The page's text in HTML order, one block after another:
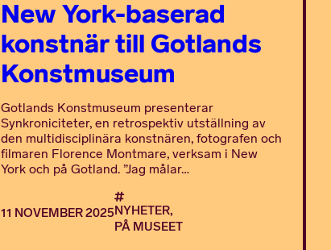
New York-baserad
konstnär till Gotlands
Konstmuseum
Gotlands Konstmuseum presenterar
Synkroniciteter, en retrospektiv utställning av
den multidisciplinära konstnären, fotografen och
filmaren Florence Montmare, verksam i New
York och på Gotland. ”Jag målar…
11 NOVEMBER 2025NYHETER,
PÅ MUSEET